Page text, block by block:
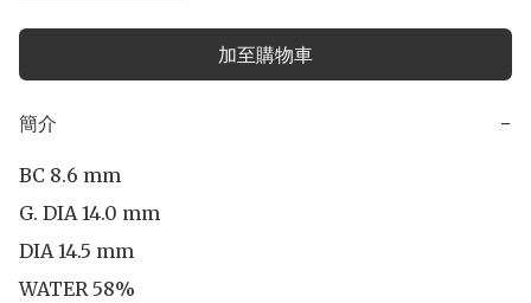
加至購物車
簡介 −
BC 8.6 mm
G. DIA 14.0 mm
DIA 14.5 mm
WATER 58%